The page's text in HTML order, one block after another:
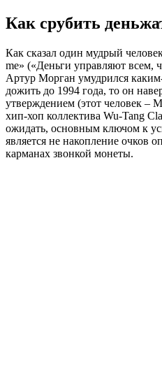
Как срубить
Как сказал один мудрый
me» («Деньги управляют всем,
Артур Морган умудрился
дожить до 1994 года, то он
утверждением (этот человек –
хип-хоп коллектива Wu-Tang
ожидать, основным ключом к
является не накопление очков
карманах звонкой монеты.